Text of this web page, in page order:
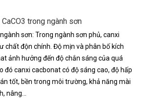
trong ngành sơn
sơn: Trong ngành sơn phủ, canxi
chất độn chính. Độ mịn và phân bố kích
ảnh hưởng đến độ chắn sáng của quá
đó canxi cacbonat có độ sáng cao, độ hấp
tốt, bền trong môi trường, khả năng mài
nâng...